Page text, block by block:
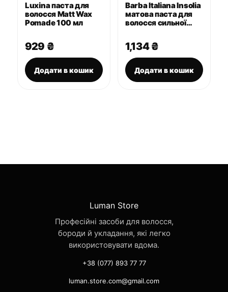
Luxina паста для
волосся Matt Wax
Pomade 100 мл
929 ₴
Додати в кошик
Barba Italiana Insolia
матова паста для
волосся сильної
1,134₴
Додати в кошик
Luman Store
Професійні засоби для волосся,
бороди й укладання, які легко
використовувати вдома.
+38 (077) 893 77 77
luman.store.com@gmail.com